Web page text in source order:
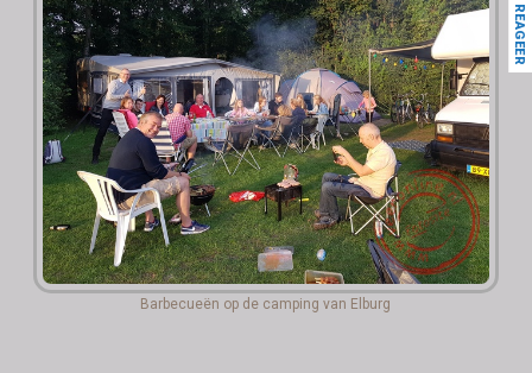
Barbecueën op de camping van Elburg
REAGEER